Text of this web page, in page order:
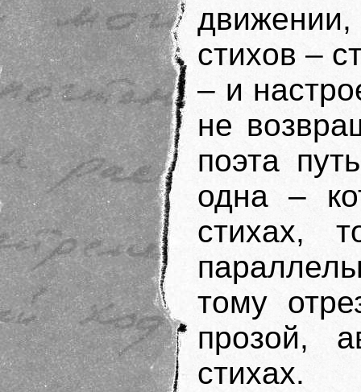
стихов –
– и
не
поэта
одна –
стихах,
тому
прозой,
стихах.